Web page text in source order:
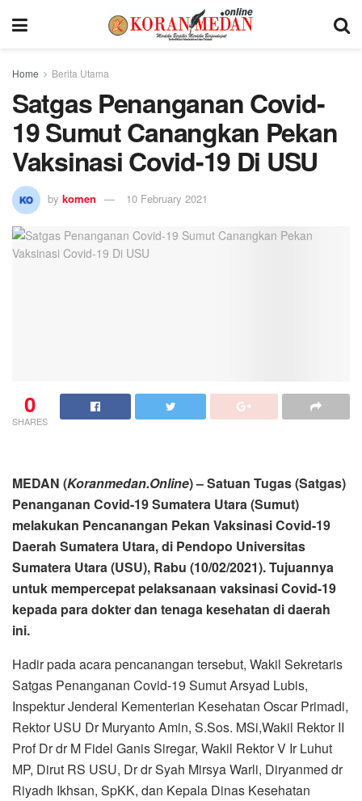
Home Berita Utama
Satgas Penanganan Covid-
19 Sumut Canangkan Pekan
Vaksinasi Covid-19 Di USU
by komen 10 February 2021
0
SHARES
MEDAN (Koranmedan.Online) – Satuan Tugas (Satgas)
Penanganan Covid-19 Sumatera Utara (Sumut)
melakukan Pencanangan Pekan Vaksinasi Covid-19
Daerah Sumatera Utara, di Pendopo Universitas
Sumatera Utara (USU), Rabu (10/02/2021). Tujuannya
untuk mempercepat pelaksanaan vaksinasi Covid-19
kepada para dokter dan tenaga kesehatan di daerah
ini.
Hadir pada acara pencanangan tersebut, Wakil Sekretaris
Satgas Penanganan Covid-19 Sumut Arsyad Lubis,
Inspektur Jenderal Kementerian Kesehatan Oscar Primadi,
Rektor USU Dr Muryanto Amin, S.Sos. MSi,Wakil Rektor II
Prof Dr dr M Fidel Ganis Siregar, Wakil Rektor V Ir Luhut
MP, Dirut RS USU, Dr dr Syah Mirsya Warli, Diryanmed dr
Riyadh Ikhsan, SpKK, dan Kepala Dinas Kesehatan